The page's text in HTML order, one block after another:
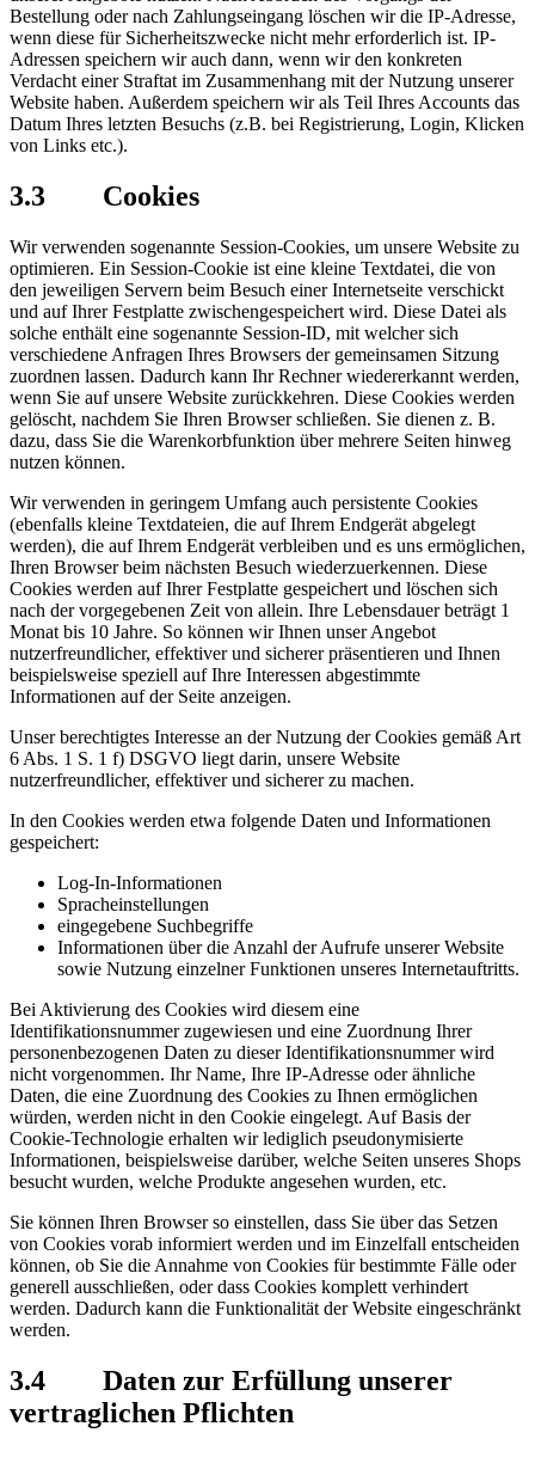
Bestellung oder nach Zahlungseingang löschen wir die IP-Adresse,
wenn diese für Sicherheitszwecke nicht mehr erforderlich ist. IP-
Adressen speichern wir auch dann, wenn wir den konkreten
Verdacht einer Straftat im Zusammenhang mit der Nutzung unserer
Website haben. Außerdem speichern wir als Teil Ihres Accounts das
Datum Ihres letzten Besuchs (z.B. bei Registrierung, Login, Klicken
von Links etc.).
3.3 Cookies
Wir verwenden sogenannte Session-Cookies, um unsere Website zu
optimieren. Ein Session-Cookie ist eine kleine Textdatei, die von
den jeweiligen Servern beim Besuch einer Internetseite verschickt
und auf Ihrer Festplatte zwischengespeichert wird. Diese Datei als
solche enthält eine sogenannte Session-ID, mit welcher sich
verschiedene Anfragen Ihres Browsers der gemeinsamen Sitzung
zuordnen lassen. Dadurch kann Ihr Rechner wiedererkannt werden,
wenn Sie auf unsere Website zurückkehren. Diese Cookies werden
gelöscht, nachdem Sie Ihren Browser schließen. Sie dienen z. B.
dazu, dass Sie die Warenkorbfunktion über mehrere Seiten hinweg
nutzen können.
Wir verwenden in geringem Umfang auch persistente Cookies
(ebenfalls kleine Textdateien, die auf Ihrem Endgerät abgelegt
werden), die auf Ihrem Endgerät verbleiben und es uns ermöglichen,
Ihren Browser beim nächsten Besuch wiederzuerkennen. Diese
Cookies werden auf Ihrer Festplatte gespeichert und löschen sich
nach der vorgegebenen Zeit von allein. Ihre Lebensdauer beträgt 1
Monat bis 10 Jahre. So können wir Ihnen unser Angebot
nutzerfreundlicher, effektiver und sicherer präsentieren und Ihnen
beispielsweise speziell auf Ihre Interessen abgestimmte
Informationen auf der Seite anzeigen.
Unser berechtigtes Interesse an der Nutzung der Cookies gemäß Art
6 Abs. 1 S. 1 f) DSGVO liegt darin, unsere Website
nutzerfreundlicher, effektiver und sicherer zu machen.
In den Cookies werden etwa folgende Daten und Informationen
gespeichert:
Log-In-Informationen
Spracheinstellungen
eingegebene Suchbegriffe
Informationen über die Anzahl der Aufrufe unserer Website
sowie Nutzung einzelner Funktionen unseres Internetauftritts.
Bei Aktivierung des Cookies wird diesem eine
Identifikationsnummer zugewiesen und eine Zuordnung Ihrer
personenbezogenen Daten zu dieser Identifikationsnummer wird
nicht vorgenommen. Ihr Name, Ihre IP-Adresse oder ähnliche
Daten, die eine Zuordnung des Cookies zu Ihnen ermöglichen
würden, werden nicht in den Cookie eingelegt. Auf Basis der
Cookie-Technologie erhalten wir lediglich pseudonymisierte
Informationen, beispielsweise darüber, welche Seiten unseres Shops
besucht wurden, welche Produkte angesehen wurden, etc.
Sie können Ihren Browser so einstellen, dass Sie über das Setzen
von Cookies vorab informiert werden und im Einzelfall entscheiden
können, ob Sie die Annahme von Cookies für bestimmte Fälle oder
generell ausschließen, oder dass Cookies komplett verhindert
werden. Dadurch kann die Funktionalität der Website eingeschränkt
werden.
3.4 Daten zur Erfüllung unserer
vertraglichen Pflichten